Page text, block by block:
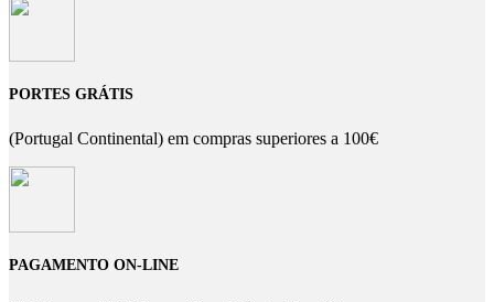
PORTES GRÁTIS
(Portugal Continental) em compras superiores a 100€
PAGAMENTO ON-LINE